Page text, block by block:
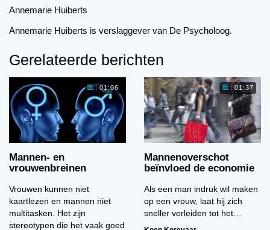
overduidelijk dat ze haast wel het gevolg moeten
of het functioneren van de hersenen. Een grote
overzichtsstudie weerlegt deze intuïtieve
aanname.
Het enige consistente verschil dat uit drie
decennia hersenonderzoek naar voren komt, is
een verschil in grootte tussen mannen- en
vrouwenhersenen. Toch beschrijft de
breinverschillen tussen de seksen. Het gaat dan
om verschillen die grotendeels verdwijnen
wanneer voor het verschil in hersenvolume
wordt gecontroleerd.
Annemarie Huiberts
Annemarie Huiberts is verslaggever van De Psycholoog.
Gerelateerde berichten
01:06
Mannen- en
vrouwenbreinen
Vrouwen kunnen niet
kaartlezen en mannen niet
multitasken. Het zijn
stereotypen die het vaak goed
01:37
Mannenoverschot
beïnvloed de economie
Als een man indruk wil maken
op een vrouw, laat hij zich
sneller verleiden tot het…